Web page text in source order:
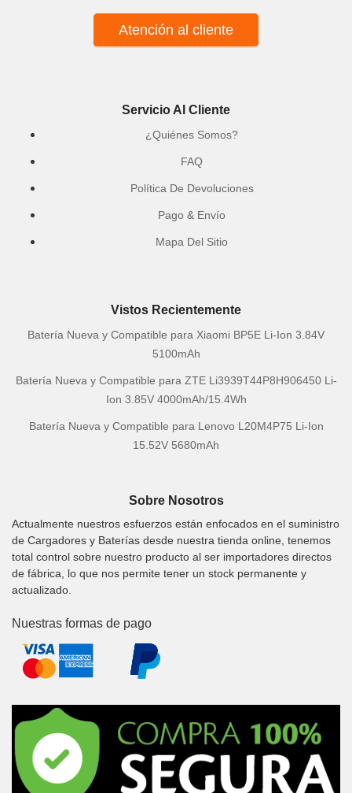
Atención al cliente
Servicio Al Cliente
¿Quiénes Somos?
FAQ
Política De Devoluciones
Pago & Envío
Mapa Del Sitio
Vistos Recientemente
Batería Nueva y Compatible para Xiaomi BP5E Li-Ion 3.84V
5100mAh
Batería Nueva y Compatible para ZTE Li3939T44P8H906450 Li-
Ion 3.85V 4000mAh/15.4Wh
Batería Nueva y Compatible para Lenovo L20M4P75 Li-Ion
15.52V 5680mAh
Sobre Nosotros
Actualmente nuestros esfuerzos están enfocados en el suministro
de Cargadores y Baterías desde nuestra tienda online, tenemos
total control sobre nuestro producto al ser importadores directos
de fábrica, lo que nos permite tener un stock permanente y
actualizado.
Nuestras formas de pago